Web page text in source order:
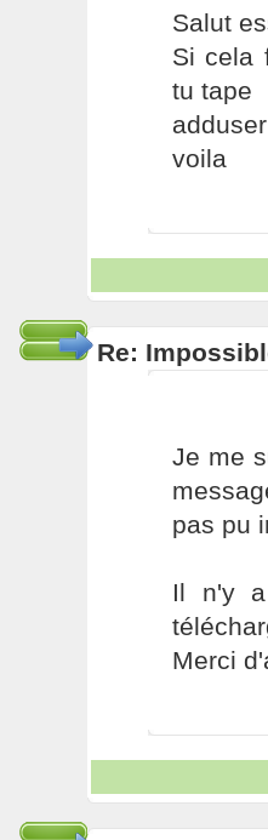
Salut
Si cela
tu tape
voila
Re:
Je me
pas pu
Il n'y a
Merci